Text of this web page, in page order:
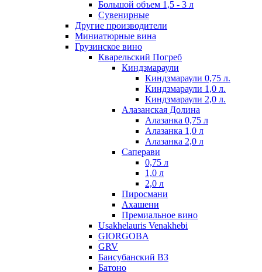
Большой объем 1,5 - 3 л
Сувенирные
Другие производители
Миниатюрные вина
Грузинское вино
Кварельский Погреб
Киндзмараули
Киндзмараули 0,75 л.
Киндзмараули 1,0 л.
Киндзмараули 2,0 л.
Алазанская Долина
Алазанка 0,75 л
Алазанка 1,0 л
Алазанка 2,0 л
Саперави
0,75 л
1,0 л
2,0 л
Пиросмани
Ахашени
Премиальное вино
Usakhelauris Venakhebi
GIORGOBA
GRV
Баисубанский ВЗ
Батоно